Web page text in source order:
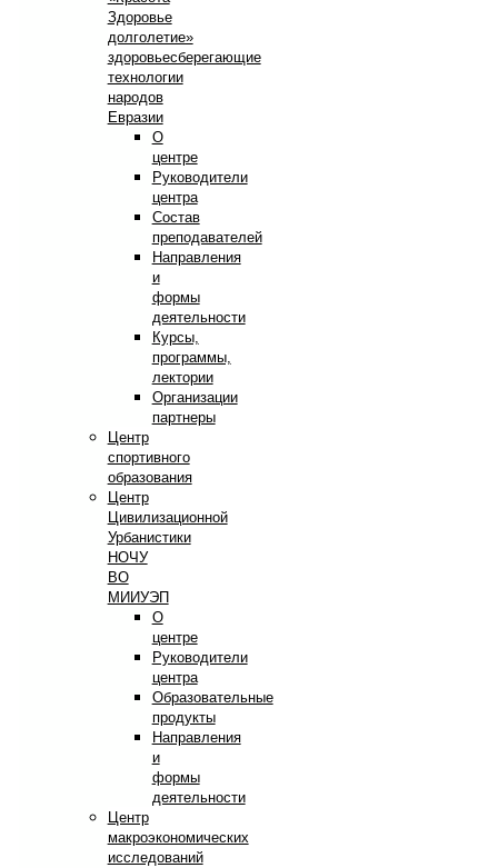
Здоровье
долголетие»
здоровьесберегающие
технологии
народов
Евразии
О
центре
Руководители
центра
Состав
преподавателей
Направления
и
формы
деятельности
Курсы,
программы,
лектории
Организации
партнеры
Центр
спортивного
образования
Центр
Цивилизационной
Урбанистики
НОЧУ
ВО
МИИУЭП
О
центре
Руководители
центра
Образовательные
продукты
Направления
и
формы
деятельности
Центр
макроэкономических
исследований